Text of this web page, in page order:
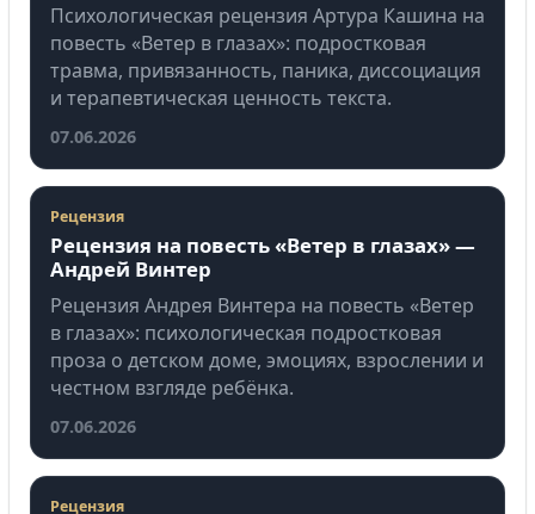
Психологическая рецензия Артура Кашина на
повесть «Ветер в глазах»: подростковая
травма, привязанность, паника, диссоциация
и терапевтическая ценность текста.
07.06.2026
Рецензия
Рецензия на повесть «Ветер в глазах» —
Андрей Винтер
Рецензия Андрея Винтера на повесть «Ветер
в глазах»: психологическая подростковая
проза о детском доме, эмоциях, взрослении и
честном взгляде ребёнка.
07.06.2026
Рецензия